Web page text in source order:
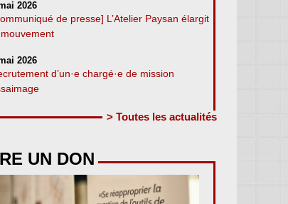
2026
de presse] L’Atelier Paysan élargit
2026
d’un·e chargé·e de mission
> Toutes les actualités
UN DON